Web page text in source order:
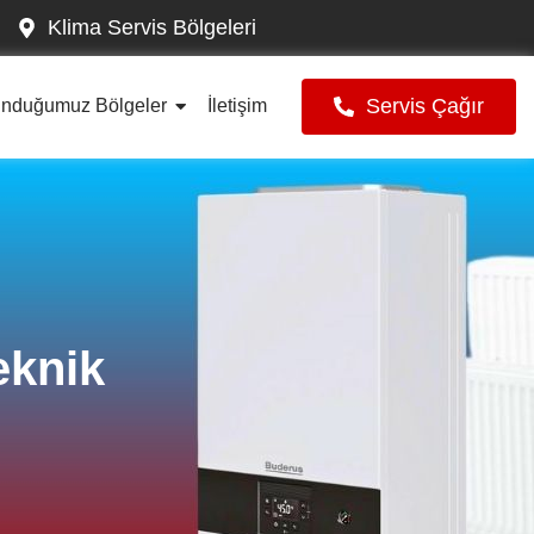
Klima Servis Bölgeleri
Bölgeler İletişim Servis Çağır